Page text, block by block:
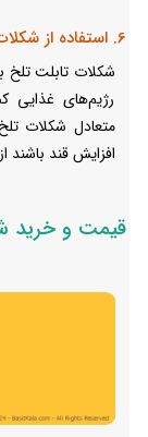
6. استفاده از شکلات تلخ در رژیم‌های غذایی خاص
شکلات تابلت تلخ
رژیم‌های غذایی
متعادل شکلات
افزایش قند
قیمت و خرید